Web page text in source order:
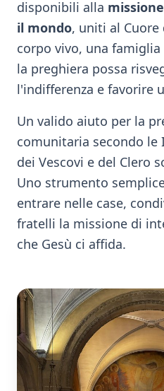
disponibili alla
il mondo, uniti al Cuore
corpo vivo, una
la preghiera possa
l'indifferenza e favorire
Un valido aiuto per la
comunitaria secondo le
dei Vescovi e del Clero
Uno strumento
entrare nelle case,
fratelli la missione di
che Gesù ci affida.